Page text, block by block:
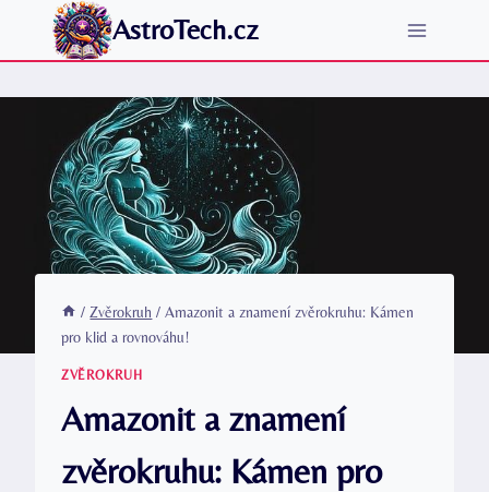
Přeskočit
AstroTech.cz
/ Zvěrokruh / Amazonit a znamení zvěrokruhu: Kámen
pro klid a rovnováhu!
ZVĚROKRUH
Amazonit a znamení
zvěrokruhu: Kámen pro